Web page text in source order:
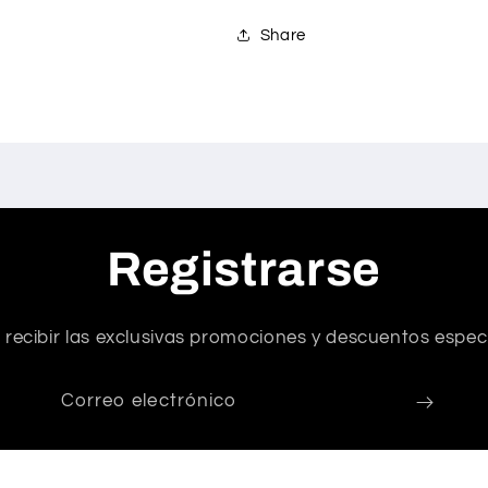
Share
Registrarse
recibir las exclusivas promociones y descuentos
Correo electrónico